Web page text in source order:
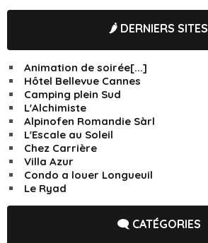
🌶️ DERNIERS SITES
Animation de soirée[...]
Hôtel Bellevue Cannes
Camping plein Sud
L'Alchimiste
Alpinofen Romandie Sàrl
L'Escale au Soleil
Chez Carrière
Villa Azur
Condo a louer Longueuil
Le Ryad
🗨️ CATÉGORIES